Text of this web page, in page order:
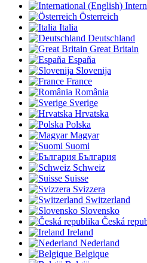
Österreich
Italia
Deutschland
Great Britain
España
Slovenija
France
România
Sverige
Hrvatska
Polska
Magyar
Suomi
България
Schweiz
Suisse
Svizzera
Switzerland
Slovensko
Česká
Ireland
Nederland
Belgique